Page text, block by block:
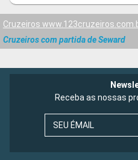
Cruzeiros
Cruzeiros com partida de Seward
Receba as nossas
SEU ÉMAIL